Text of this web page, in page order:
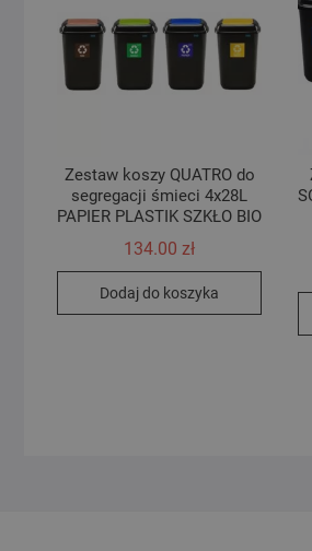
Zestaw koszy QUATRO do
segregacji śmieci 4x28L
PAPIER PLASTIK SZKŁO BIO
134.00zł
Dodaj do koszyka